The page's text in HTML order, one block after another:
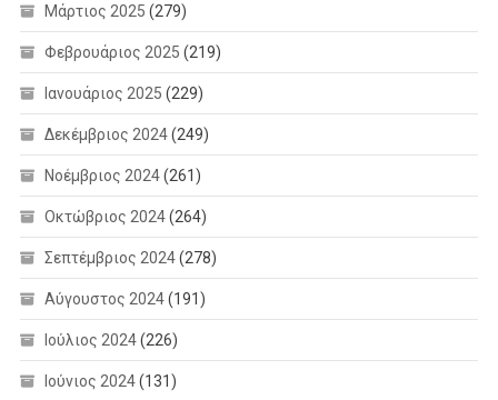
Μάρτιος 2025 (279)
Φεβρουάριος 2025 (219)
Ιανουάριος 2025 (229)
Δεκέμβριος 2024(249)
Νοέμβριος 2024(261)
Οκτώβριος 2024(264)
Σεπτέμβριος 2024(278)
Αύγουστος 2024(191)
Ιούλιος 2024(226)
Ιούνιος 2024(131)